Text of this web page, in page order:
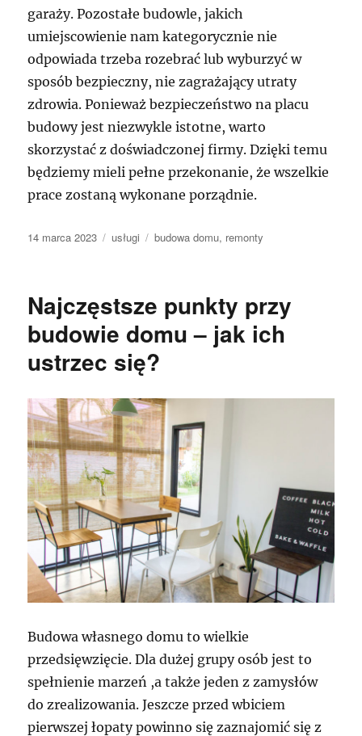
garaży. Pozostałe budowle, jakich
umiejscowienie nam kategorycznie nie
odpowiada trzeba rozebrać lub wyburzyć w
sposób bezpieczny, nie zagrażający utraty
zdrowia. Ponieważ bezpieczeństwo na placu
budowy jest niezwykle istotne, warto
skorzystać z doświadczonej firmy. Dzięki temu
będziemy mieli pełne przekonanie, że wszelkie
prace zostaną wykonane porządnie.
Data
14 marca 2023 Kategorie
usługi Tagi
budowa domu, remonty
Najczęstsze punkty przy
budowie domu – jak ich
ustrzec się?
Budowa własnego domu to wielkie
przedsięwzięcie. Dla dużej grupy osób jest to
spełnienie marzeń ,a także jeden z zamysłów
do zrealizowania. Jeszcze przed wbiciem
pierwszej łopaty powinno się zaznajomić się z